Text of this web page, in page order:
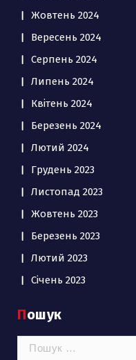
Жовтень 2024
Вересень 2024
Серпень 2024
Липень 2024
Квітень 2024
Березень 2024
Лютий 2024
Грудень 2023
Листопад 2023
Жовтень 2023
Березень 2023
Лютий 2023
Січень 2023
Пошук
Пошук: